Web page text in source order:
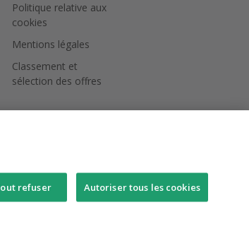
Politique relative aux
cookies
Mentions légales
Classement et
sélection des offres
refuser Autoriser tous les cookies